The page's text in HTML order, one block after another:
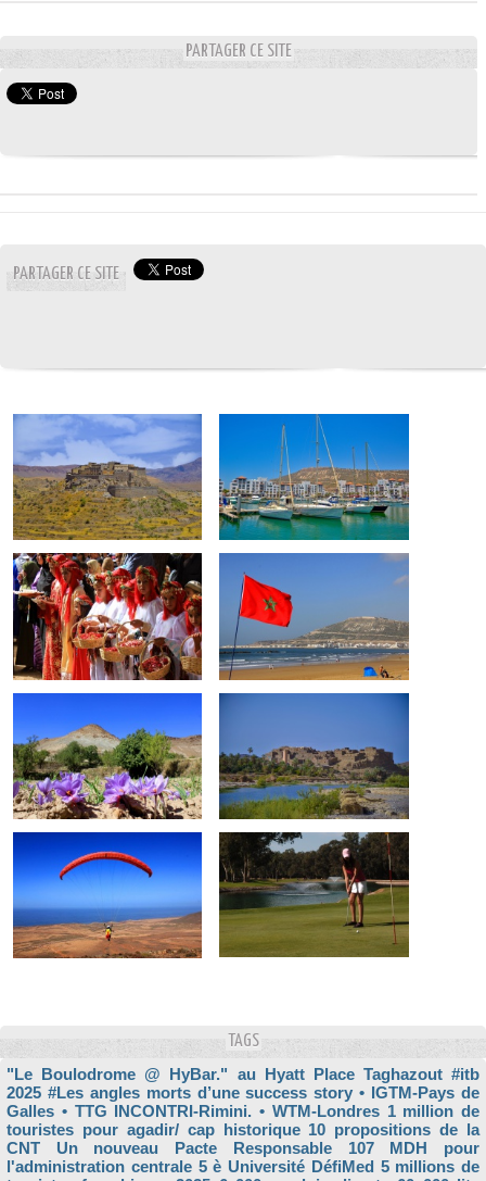
PARTAGER CE SITE
PARTAGER CE SITE
TAGS
"Le Boulodrome @ HyBar." au Hyatt Place Taghazout #itb
2025 #Les angles morts d’une success story • IGTM-Pays de
Galles • TTG INCONTRI-Rimini. • WTM-Londres 1 million de
touristes pour agadir/ cap historique 10 propositions de la
CNT Un nouveau Pacte Responsable
107 MDH pour
l'administration centrale 5 è Université DéfiMed 5 millions de